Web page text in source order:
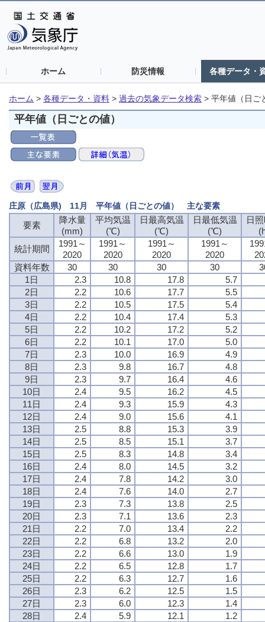
ホーム 防災情報 各種データ・
ホーム > 各種データ・資料 > 過去の気象データ検索 > 平年値（日ご
平年値（日ごとの値）
庄原（広島県) 11月 平年値（日ごとの値） 主な要素
要素
降水量
(mm)
平均気温
(℃)
日最高気温
(℃)
日最低気温
(℃)
日
統計期間
1991～
2020
1991～
2020
1991～
2020
1991～
2020
資料年数
30 30 30 30
1日
2.3 10.8 17.8
5.7
2日
2.2 10.6 17.7
5.5
3日
2.2 10.5 17.5
5.4
4日
2.2 10.4 17.4
5.3
5日
2.2 10.2 17.2
5.2
6日
2.2 10.1 17.0
5.0
7日
2.3 10.0 16.9
4.9
8日
2.3 9.8 16.7
4.8
9日
2.3 9.7 16.4
4.6
10日
2.4 9.5 16.2
4.5
11日
2.4 9.3 15.9
4.3
12日
2.4 9.0 15.6
4.1
13日
2.5 8.8 15.3
3.9
14日
2.5 8.5 15.1
3.7
15日
2.5 8.3 14.8
3.4
16日
2.4 8.0 14.5
3.2
17日
2.4 7.8 14.2
3.0
18日
2.4 7.6 14.0
2.7
19日
2.3 7.3 13.8
2.5
20日
2.3 7.1 13.6
2.3
21日
2.2 7.0 13.4
2.2
22日
2.2 6.8 13.2
2.0
23日
2.2 6.6 13.0
1.9
24日
2.2 6.5 12.8
1.7
25日
2.2 6.3 12.7
1.6
26日
2.3 6.2 12.5
1.5
27日
2.3 6.0 12.3
1.4
28日
2.4 5.9 12.1
1.2